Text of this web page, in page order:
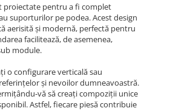
proiectate pentru a fi complet
suporturilor pe podea. Acest design
aerisită și modernă, perfectă pentru
facilitează, de asemenea,
module.
o configurare verticală sau
și nevoilor dumneavoastră.
vă să creați compoziții unice
Astfel, fiecare piesă contribuie